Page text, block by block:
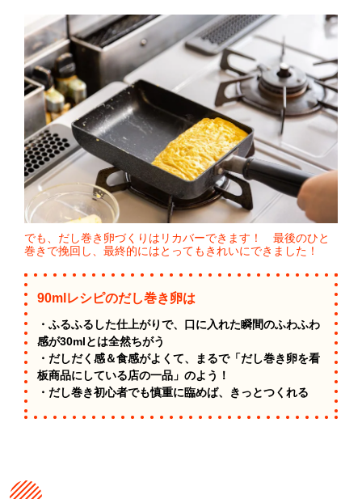
でも、だし巻き卵づくりはリカバーできます！ 最後のひと
巻きで挽回し、最終的にはとってもきれいにできました！
90mlレシピのだし巻き卵は
・ふるふるした仕上がりで、口に入れた瞬間のふわふわ
感が30mlとは全然ちがう
・だしだく感＆食感がよくて、まるで「だし巻き卵を看
板商品にしている店の一品」のよう！
・だし巻き初心者でも慎重に臨めば、きっとつくれる